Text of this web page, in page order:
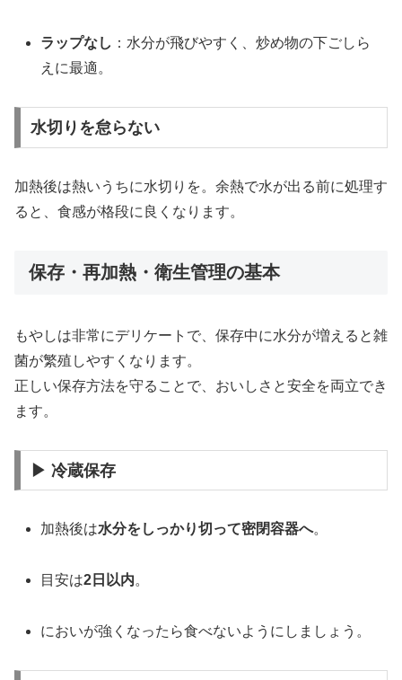
ラップなし ：水分が飛びやすく、炒め物の下ごしら
えに最適。
水切りを怠らない
加熱後は熱いうちに水切りを。余熱で水が出る前に処理す
ると、食感が格段に良くなります。
保存・再加熱・衛生管理の基本
もやしは非常にデリケートで、保存中に水分が増えると雑
菌が繁殖しやすくなります。
正しい保存方法を守ることで、おいしさと安全を両立でき
ます。
▶ 冷蔵保存
加熱後は水分をしっかり切って密閉容器へ。
目安は2日以内。
においが強くなったら食べないようにしましょう。